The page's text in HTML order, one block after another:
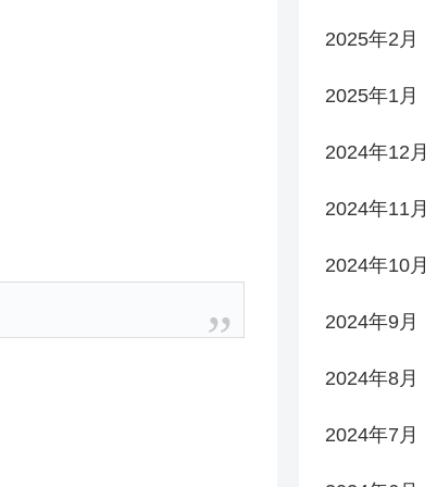
2025年2月
2025年1月
2024年12月
2024年11月
2024年10月
2024年9月
2024年8月
2024年7月